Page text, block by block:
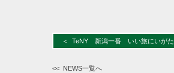
＜ TeNY 新潟一番 いい旅にいがた
<< NEWS一覧へ